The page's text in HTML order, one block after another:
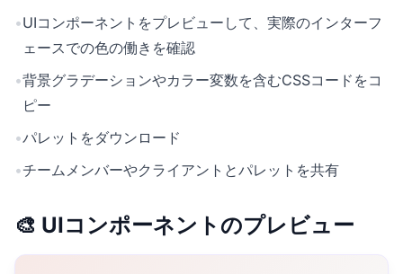
•UIコンポーネントをプレビューして、実際のインターフ
ェースでの色の働きを確認
•背景グラデーションやカラー変数を含むCSSコードをコ
ピー
•パレットをダウンロード
•チームメンバーやクライアントとパレットを共有
🎨 UIコンポーネントのプレビュー